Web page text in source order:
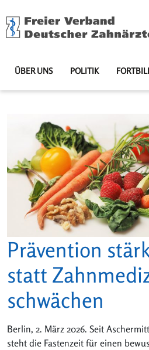
ÜBER UNS POLITIK
Prävention
statt
schwächen
Berlin, 2. März 2026. Seit
steht die Fastenzeit für einen